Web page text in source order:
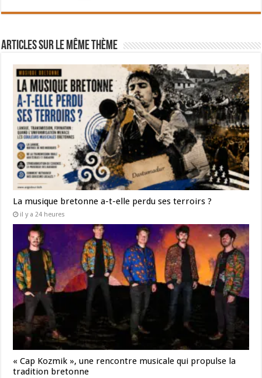
Articles sur le même thème
La musique bretonne a-t-elle perdu ses terroirs ?
il y a 24 heures
« Cap Kozmik », une rencontre musicale qui propulse la
tradition bretonne